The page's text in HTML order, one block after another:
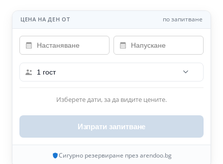
ЦЕНА НА ДЕН ОТ по запитване
1 гост
Изберете дати, за да видите цените.
Изпрати запитване
Сигурно резервиране през arendoo.bg